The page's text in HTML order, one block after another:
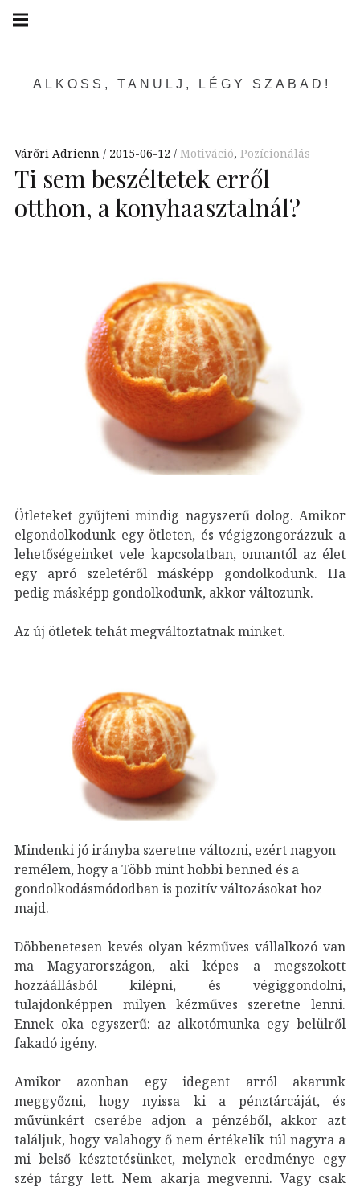
Skip
ALKOSS, TANULJ, LÉGY SZABAD!
navigation
Várőri Adrienn 2015-06-12 Motiváció, Pozícionálás
Ti sem beszéltetek erről
otthon, a konyhaasztalnál?
Ötleteket gyűjteni mindig nagyszerű dolog. Amikor
elgondolkodunk egy ötleten, és végigzongorázzuk a
lehetőségeinket vele kapcsolatban, onnantól az élet
egy apró szeletéről másképp gondolkodunk. Ha
pedig másképp gondolkodunk, akkor változunk.
Az új ötletek tehát megváltoztatnak minket.
Mindenki jó irányba szeretne változni, ezért nagyon
remélem, hogy a Több mint hobbi benned és a
gondolkodásmódodban is pozitív változásokat hoz
majd.
Döbbenetesen kevés olyan kézműves vállalkozó van
ma Magyarországon, aki képes a megszokott
hozzáállásból kilépni, és végiggondolni,
tulajdonképpen milyen kézműves szeretne lenni.
Ennek oka egyszerű: az alkotómunka egy belülről
fakadó igény.
Amikor azonban egy idegent arról akarunk
meggyőzni, hogy nyissa ki a pénztárcáját, és
művünkért cserébe adjon a pénzéből, akkor azt
találjuk, hogy valahogy ő nem értékelik túl nagyra a
mi belső késztetésünket, melynek eredménye egy
szép tárgy lett. Nem akarja megvenni. Vagy csak